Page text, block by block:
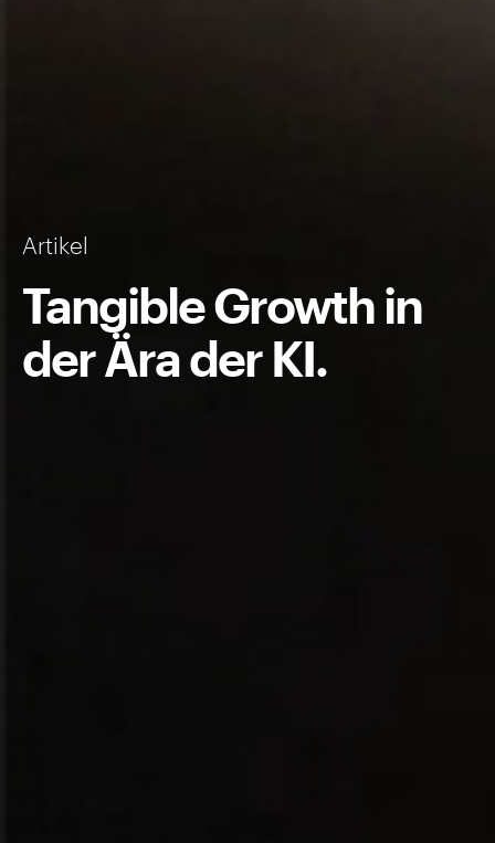
Artikel
Tangible Growth in
der Ära der KI.